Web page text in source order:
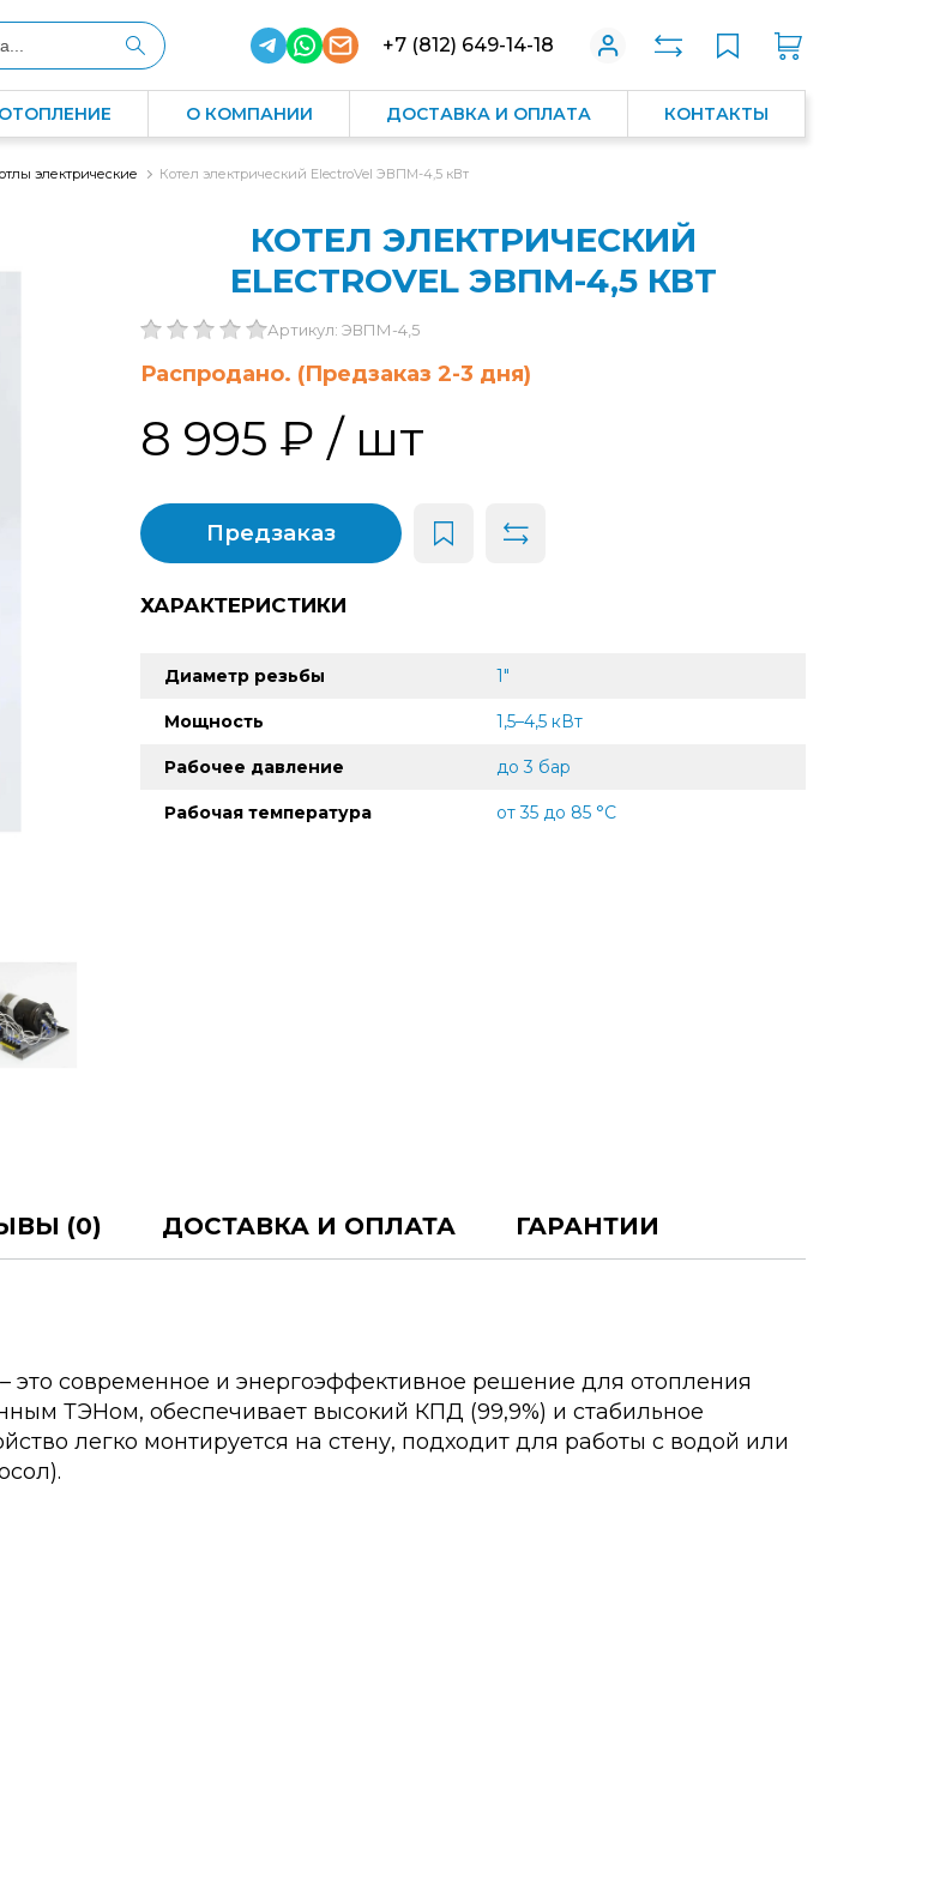
+7 (812) 649-14-18
ОТОПЛЕНИЕ О КОМПАНИИ ДОСТАВКА И ОПЛАТА КОНТАКТЫ
электрические Котел электрический ElectroVel ЭВПМ-4,5 кВт
КОТЕЛ ЭЛЕКТРИЧЕСКИЙ
ELECTROVEL ЭВПМ-4,5 КВТ
Артикул: ЭВПМ-4,5
Распродано. (Предзаказ 2-3 дня)
8 995 ₽ / шт
Предзаказ
ХАРАКТЕРИСТИКИ
Диаметр резьбы 1"
Мощность 1,5–4,5 кВт
Рабочее давление до 3 бар
Рабочая температура от 35 до 85 °C
(0) ДОСТАВКА И ОПЛАТА ГАРАНТИИ
это современное и энергоэффективное решение для отопления
ТЭНом, обеспечивает высокий КПД (99,9%) и стабильное
легко монтируется на стену, подходит для работы с водой или